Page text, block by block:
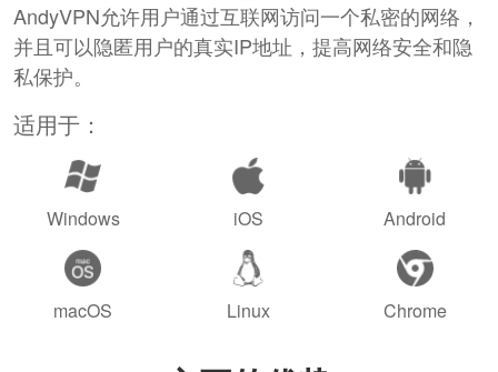
AndyVPN允许用户通过互联网访问一个私密的网络，
并且可以隐匿用户的真实IP地址，提高网络安全和隐
私保护。
适用于：
Windows iOS Android
macOS Linux Chrome